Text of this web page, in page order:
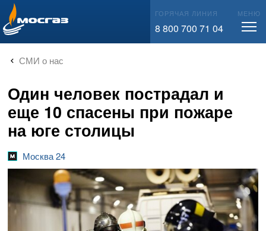
info@mos-gaz.ru ГОРЯЧАЯ ЛИНИЯ
8 800 700 71 04
МЕНЮ
СМИ о нас
Один человек пострадал и
еще 10 спасены при пожаре
на юге столицы
Москва 24